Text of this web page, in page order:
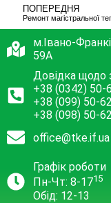
ПОПЕРЕДНЯ
Ремонт магістральної
м.Івано-
59А
Довідка щодо
+38 (0342) 50-
+38 (099) 50-
+38 (098) 50-
office@tke.if.ua
Графік роботи
Пн-Чт: 8-1715
Обід: 12-13